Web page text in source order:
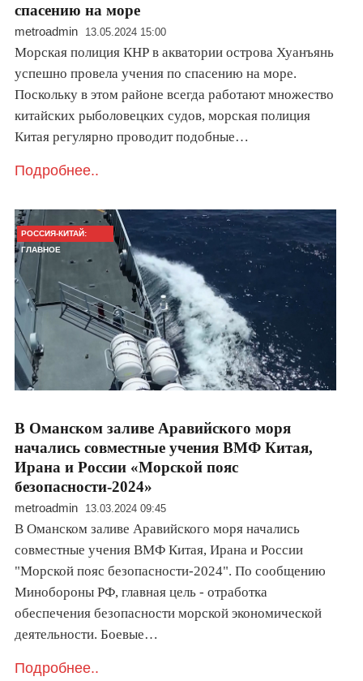
спасению на море
metroadmin 13.05.2024 15:00
Морская полиция КНР в акватории острова Хуанъянь
успешно провела учения по спасению на море.
Поскольку в этом районе всегда работают множество
китайских рыболовецких судов, морская полиция
Китая регулярно проводит подобные…
Подробнее..
РОССИЯ-КИТАЙ:
ГЛАВНОЕ
В Оманском заливе Аравийского моря
начались совместные учения ВМФ Китая,
Ирана и России «Морской пояс
безопасности-2024»
metroadmin 13.03.2024 09:45
В Оманском заливе Аравийского моря начались
совместные учения ВМФ Китая, Ирана и России
"Морской пояс безопасности-2024". По сообщению
Минобороны РФ, главная цель - отработка
обеспечения безопасности морской экономической
деятельности. Боевые…
Подробнее..